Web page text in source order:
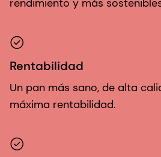
rendimiento y más
Rentabilidad
Un pan más sano, de alta
máxima rentabilidad.